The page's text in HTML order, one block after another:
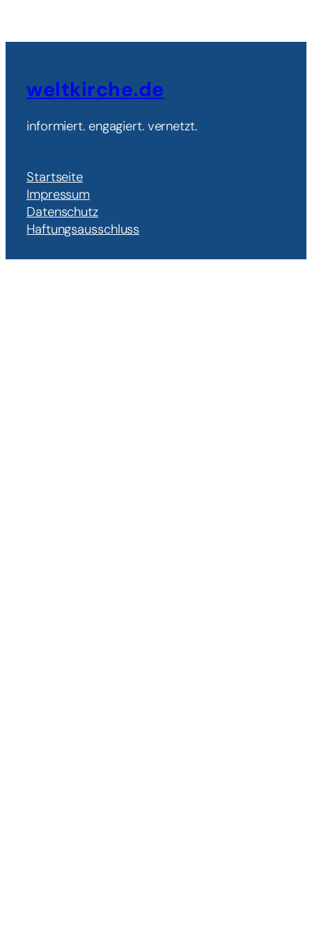
weltkirche.de
informiert. engagiert. vernetzt.
Startseite
Impressum
Datenschutz
Haftungsausschluss